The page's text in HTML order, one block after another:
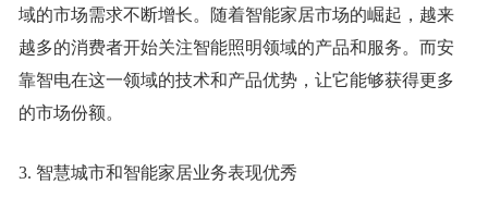
域的市场需求不断增长。随着智能家居市场的崛起，越来
越多的消费者开始关注智能照明领域的产品和服务。而安
靠智电在这一领域的技术和产品优势，让它能够获得更多
的市场份额。
3. 智慧城市和智能家居业务表现优秀